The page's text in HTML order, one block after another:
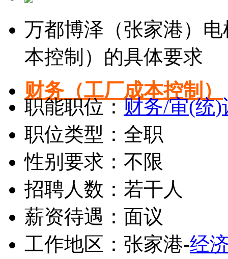
万都博泽（张家港）
本控制）的具体要求
财务（工厂成本控制）
职能职位：财务/审(统)
职位类型：全职
性别要求：不限
招聘人数：若干人
薪资待遇：面议
工作地区：张家港-经